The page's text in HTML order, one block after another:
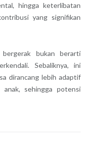
hingga keterlibatan
yang signifikan
bukan berarti
Sebaliknya, ini
dirancang lebih adaptif
anak, sehingga potensi